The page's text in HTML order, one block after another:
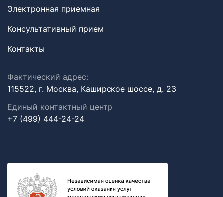
Электронная приемная
Консультативный прием
Контакты
Фактический адрес:
115522, г. Москва, Каширское шоссе, д. 23
Единый контактный центр
+7 (499) 444-24-24